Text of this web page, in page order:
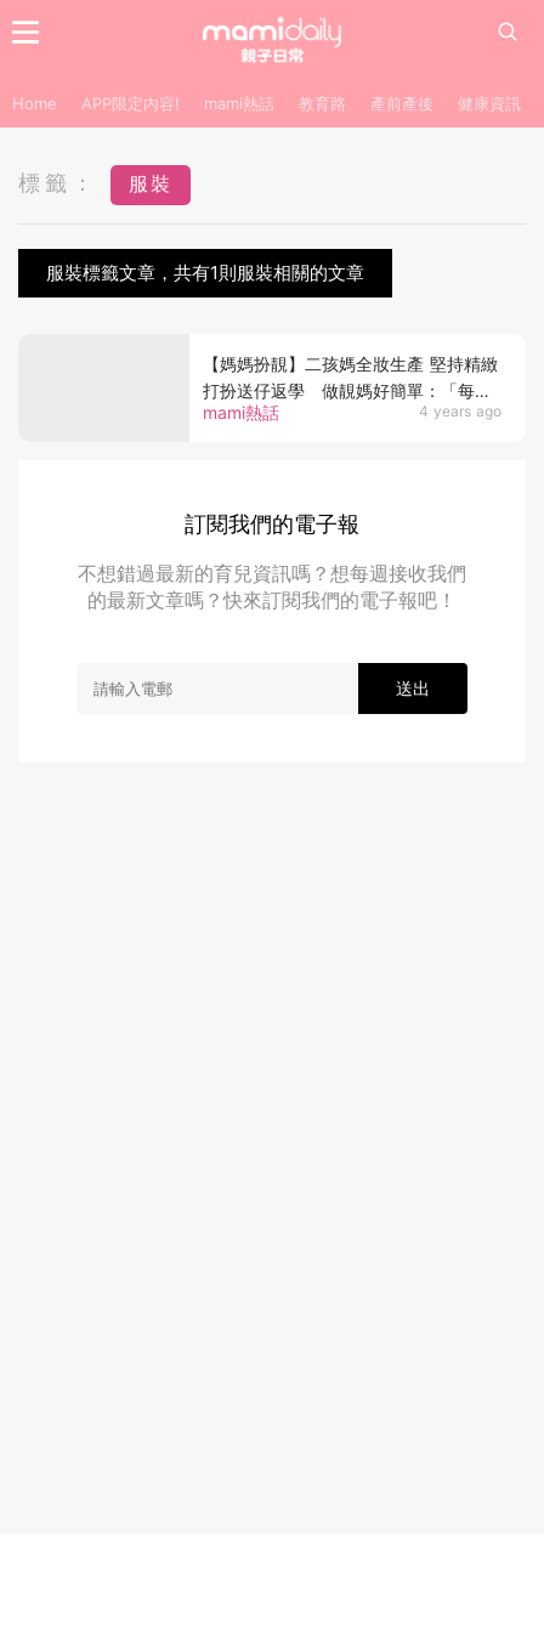
Home APP限定內容! mami熱話 教育路 產前產後 健康資訊
標籤： 服裝
服裝標籤文章，共有1則服裝相關的文章
mami熱話 4 years ago
【媽媽扮靚】二孩媽全妝生產 堅持精緻
打扮送仔返學 做靚媽好簡單：「每日
10分鐘改變人生！」
訂閱我們的電子報
不想錯過最新的育兒資訊嗎？想每週接收我們
的最新文章嗎？快來訂閱我們的電子報吧！
送出